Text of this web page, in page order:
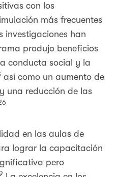
con los
más frecuentes
investigaciones han
produjo beneficios
conducta social y la
así como un aumento de
una reducción de las
en las aulas de
lograr la capacitación
pero